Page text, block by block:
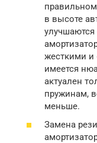
в высоте
улучшаются
жесткими и
имеется
актуален
пружинам,
меньше.
Замена